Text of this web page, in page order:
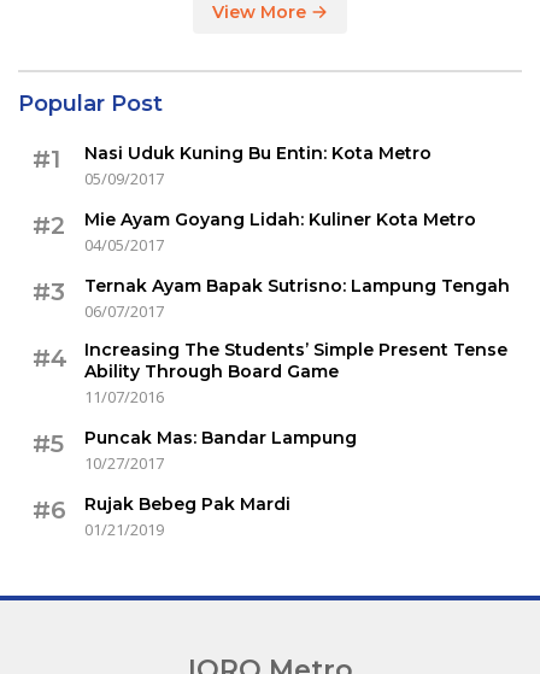
View More
Popular Post
#1
Nasi Uduk Kuning Bu Entin: Kota Metro
05/09/2017
#2
Mie Ayam Goyang Lidah: Kuliner Kota Metro
04/05/2017
#3
Ternak Ayam Bapak Sutrisno: Lampung Tengah
06/07/2017
#4
Increasing The Students’ Simple Present Tense
Ability Through Board Game
11/07/2016
#5
Puncak Mas: Bandar Lampung
10/27/2017
#6
Rujak Bebeg Pak Mardi
01/21/2019